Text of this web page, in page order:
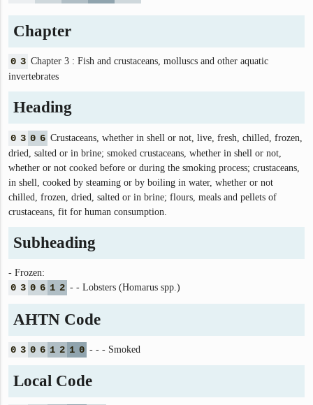
Chapter
0 3 Chapter 3 : Fish and crustaceans, molluscs and other aquatic
invertebrates
Heading
0 3 0 6 Crustaceans, whether in shell or not, live, fresh, chilled, frozen,
dried, salted or in brine; smoked crustaceans, whether in shell or not,
whether or not cooked before or during the smoking process; crustaceans,
in shell, cooked by steaming or by boiling in water, whether or not
chilled, frozen, dried, salted or in brine; flours, meals and pellets of
crustaceans, fit for human consumption.
Subheading
- Frozen:
0 3 0 6 1 2 - - Lobsters (Homarus spp.)
AHTN Code
0 3 0 6 1 2 1 0 - - - Smoked
Local Code